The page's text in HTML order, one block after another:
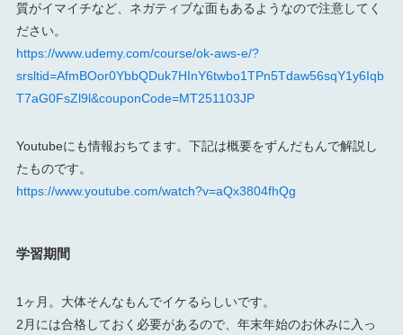
質がイマイチなど、ネガティブな面もあるようなので注意してく
ださい。
https://www.udemy.com/course/ok-aws-e/?
srsltid=AfmBOor0YbbQDuk7HInY6twbo1TPn5Tdaw56sqY1y6Iqb
T7aG0FsZl9l&couponCode=MT251103JP
Youtubeにも情報おちてます。下記は概要をずんだもんで解説し
たものです。
https://www.youtube.com/watch?v=aQx3804fhQg
学習期間
1ヶ月。大体そんなもんでイケるらしいです。
2月には合格しておく必要があるので、年末年始のお休みに入っ